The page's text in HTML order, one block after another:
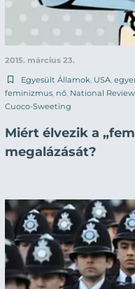
2015. március 23.
Egyesült Államok, USA,
feminizmus, nő, National
Cuoco-Sweeting
Miért élvezik a
megalázását?